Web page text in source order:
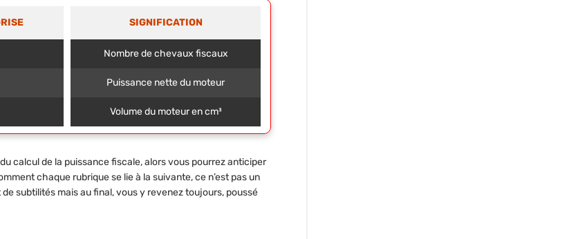
SIGNIFICATION
Nombre de chevaux fiscaux
Puissance nette du moteur
Volume du moteur en cm³
calcul de la puissance fiscale, alors vous pourrez anticiper
chaque rubrique se lie à la suivante, ce n’est pas un
subtilités mais au final, vous y revenez toujours, poussé